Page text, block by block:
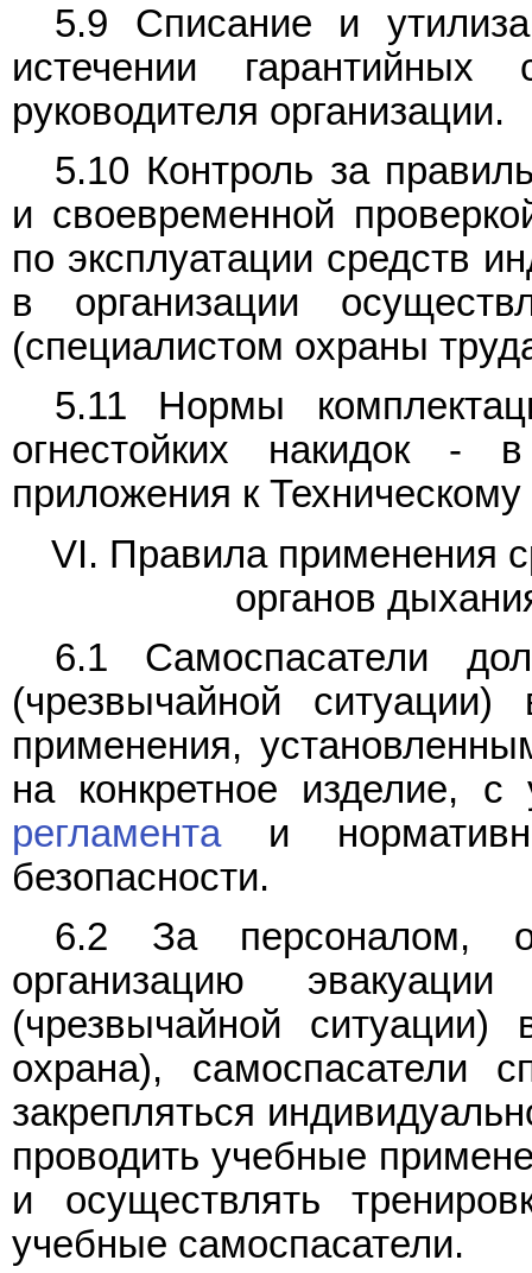
5.9 Списание и
истечении
руководителя организации.
5.10 Контроль за
и своевременной
по эксплуатации средств
в организации
(специалистом охраны
5.11 Нормы
огнестойких накидок -
приложения к Техническому
VI. Правила применения
органов
6.1 Самоспасатели
(чрезвычайной
применения,
на конкретное изделие, с
регламентаи
безопасности.
6.2 За персоналом,
организацию
(чрезвычайной ситуации)
охрана), самоспасатели
закрепляться
проводить учебные
и осуществлять
учебные самоспасатели.